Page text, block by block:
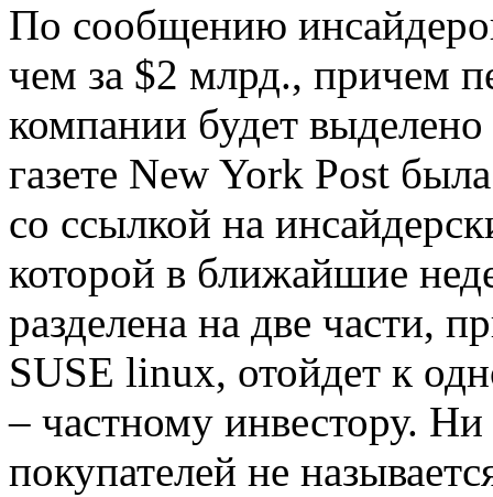
По сообщению
чем за $2 млрд., причем
компании будет
газете New York Post
со ссылкой на
которой в ближайшие
разделена на две части,
SUSE linux, отойдет к
– частному инвестору.
покупателей не